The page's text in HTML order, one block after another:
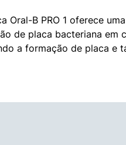
Oral-B PRO 1 oferece
de placa bacteriana em
a formação de placa e